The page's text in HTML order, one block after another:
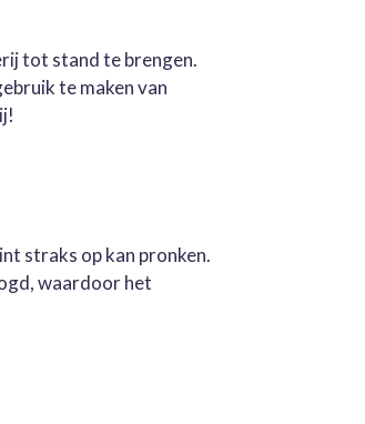
tot stand te brengen.
te maken van
straks op kan pronken.
waardoor het